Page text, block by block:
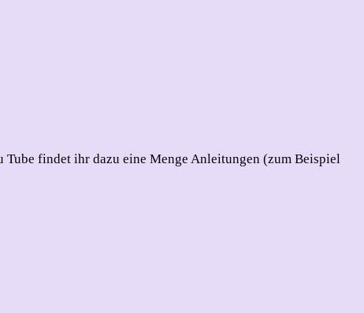
findet ihr dazu eine Menge Anleitungen (zum Beispiel